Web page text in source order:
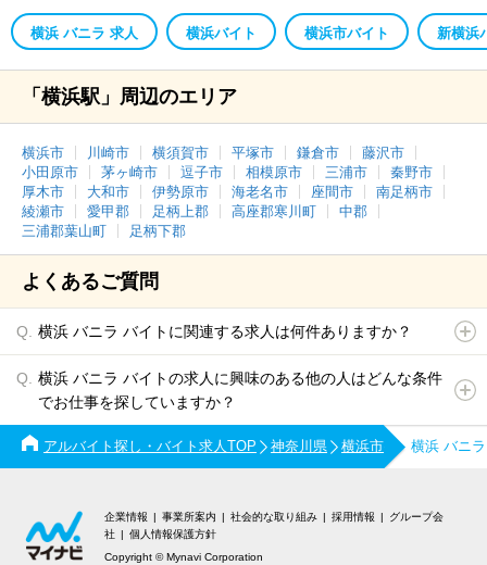
横浜 バニラ 求人 横浜バイト 横浜市バイト 新横浜
「横浜駅」周辺のエリア
横浜市 川崎市 横須賀市 平塚市 鎌倉市
藤沢市
小田原市
茅ヶ崎市 逗子市 相模原市 三浦市
秦野市
厚木市
大和市 伊勢原市 海老名市 座間市
南足柄市
綾瀬市
愛甲郡 足柄上郡 高座郡寒川町
中郡
三浦郡葉山町
足柄下郡
よくあるご質問
横浜 バニラ バイトに関連する求人は何件ありますか？
横浜 バニラ バイトの求人に興味のある他の人はどんな条件
でお仕事を探していますか？
アルバイト探し・バイト求人TOP 神奈川県 横浜市 横浜 バニ
企業情報 事業所案内 社会的な取り組み 採用情報
グループ会
社
個人情報保護方針
Copyright © Mynavi Corporation